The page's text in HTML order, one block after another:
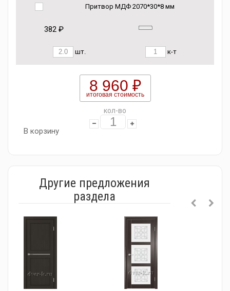
Притвор МДФ 2070*30*8 мм
382 ₽
шт. к-т
8 960 ₽
итоговая стоимость
кол-во
В корзину
Другие предложения
раздела